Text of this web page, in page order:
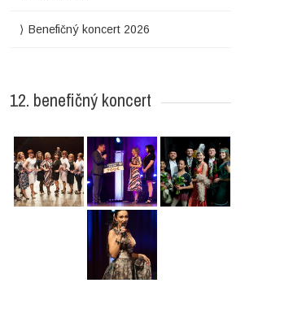
Benefičný koncert 2026
12. benefičný koncert